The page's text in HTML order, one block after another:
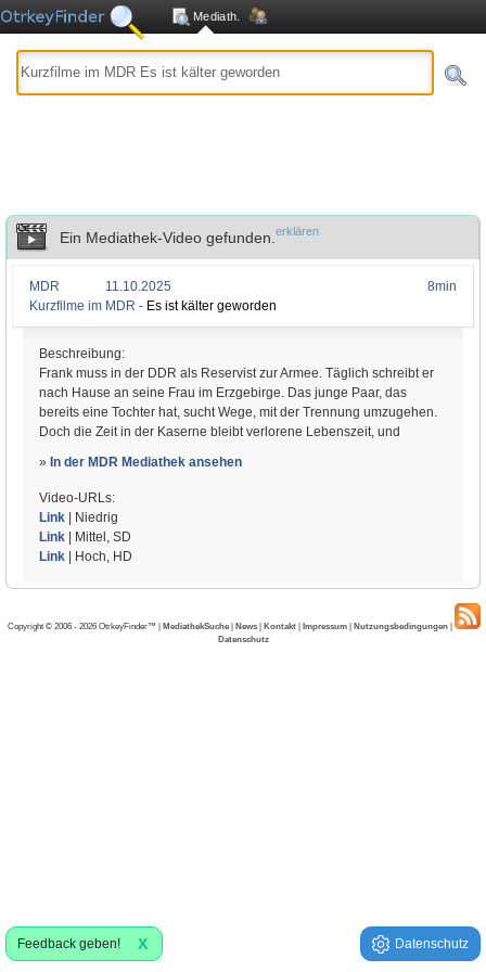
Mediath.
Ein Mediathek-Video gefunden. erklären
8min
MDR
11.10.2025
Kurzfilme im MDR - Es ist kälter geworden
Beschreibung:
Frank muss in der DDR als Reservist zur Armee. Täglich schreibt er
nach Hause an seine Frau im Erzgebirge. Das junge Paar, das
bereits eine Tochter hat, sucht Wege, mit der Trennung umzugehen.
Doch die Zeit in der Kaserne bleibt verlorene Lebenszeit, und
» In der MDR Mediathek ansehen
Video-URLs:
Link | Niedrig
Link | Mittel, SD
Link | Hoch, HD
Copyright © 2006 - 2026 OtrkeyFinder™ | MediathekSuche | News | Kontakt | Impressum | Nutzungsbedingungen |
Datenschutz
Feedback geben! X Datenschutz